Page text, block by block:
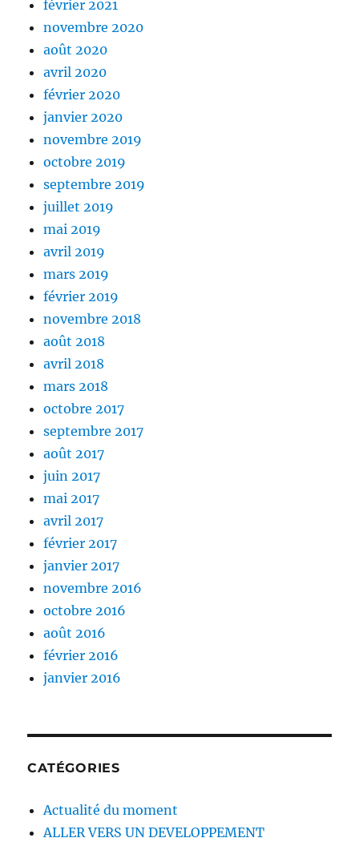
février 2021
novembre 2020
août 2020
avril 2020
février 2020
janvier 2020
novembre 2019
octobre 2019
septembre 2019
juillet 2019
mai 2019
avril 2019
mars 2019
février 2019
novembre 2018
août 2018
avril 2018
mars 2018
octobre 2017
septembre 2017
août 2017
juin 2017
mai 2017
avril 2017
février 2017
janvier 2017
novembre 2016
octobre 2016
août 2016
février 2016
janvier 2016
CATÉGORIES
Actualité du moment
ALLER VERS UN DEVELOPPEMENT